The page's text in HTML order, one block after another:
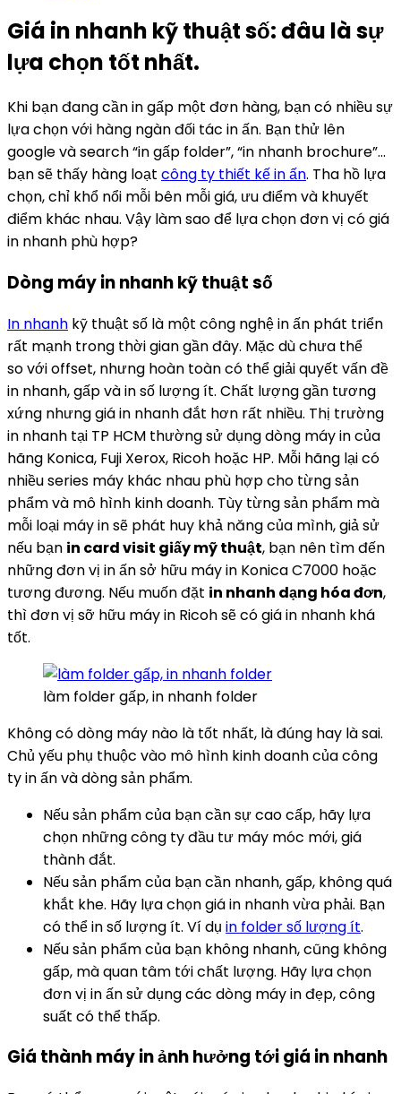
Giá in nhanh kỹ thuật số: đâu là sự
lựa chọn tốt nhất.
Khi bạn đang cần in gấp một đơn hàng, bạn có nhiều sự
lựa chọn với hàng ngàn đối tác in ấn. Bạn thử lên
google và search “in gấp folder”, “in nhanh brochure”…
bạn sẽ thấy hàng loạt công ty thiết kế in ấn. Tha hồ lựa
chọn, chỉ khổ nổi mỗi bên mỗi giá, ưu điểm và khuyết
điểm khác nhau. Vậy làm sao để lựa chọn đơn vị có giá
in nhanh phù hợp?
Dòng máy in nhanh kỹ thuật số
In nhanh kỹ thuật số là một công nghệ in ấn phát triển
rất mạnh trong thời gian gần đây. Mặc dù chưa thể
so với offset, nhưng hoàn toàn có thể giải quyết vấn đề
in nhanh, gấp và in số lượng ít. Chất lượng gần tương
xứng nhưng giá in nhanh đắt hơn rất nhiều. Thị trường
in nhanh tại TP HCM thường sử dụng dòng máy in của
hãng Konica, Fuji Xerox, Ricoh hoặc HP. Mỗi hãng lại có
nhiều series máy khác nhau phù hợp cho từng sản
phẩm và mô hình kinh doanh. Tùy từng sản phẩm mà
mỗi loại máy in sẽ phát huy khả năng của mình, giả sử
nếu bạn in card visit giấy mỹ thuật, bạn nên tìm đến
những đơn vị in ấn sở hữu máy in Konica C7000 hoặc
tương đương. Nếu muốn đặt in nhanh dạng hóa đơn,
thì đơn vị sỡ hữu máy in Ricoh sẽ có giá in nhanh khá
tốt.
làm folder gấp, in nhanh folder
Không có dòng máy nào là tốt nhất, là đúng hay là sai.
Chủ yếu phụ thuộc vào mô hình kinh doanh của công
ty in ấn và dòng sản phẩm.
Nếu sản phẩm của bạn cần sự cao cấp, hãy lựa
chọn những công ty đầu tư máy móc mới, giá
thành đắt.
Nếu sản phẩm của bạn cần nhanh, gấp, không quá
khắt khe. Hãy lựa chọn giá in nhanh vừa phải. Bạn
có thể in số lượng ít. Ví dụ in folder số lượng ít.
Nếu sản phẩm của bạn không nhanh, cũng không
gấp, mà quan tâm tới chất lượng. Hãy lựa chọn
đơn vị in ấn sử dụng các dòng máy in đẹp, công
suất có thể thấp.
Giá thành máy in ảnh hưởng tới giá in nhanh